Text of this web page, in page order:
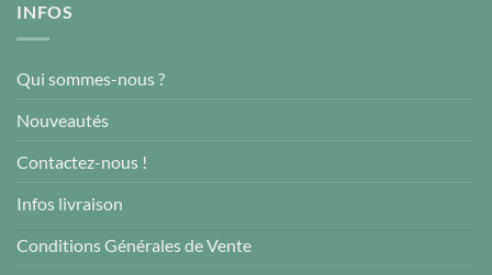
INFOS
Qui sommes-nous ?
Nouveautés
Contactez-nous !
Infos livraison
Conditions Générales de Vente